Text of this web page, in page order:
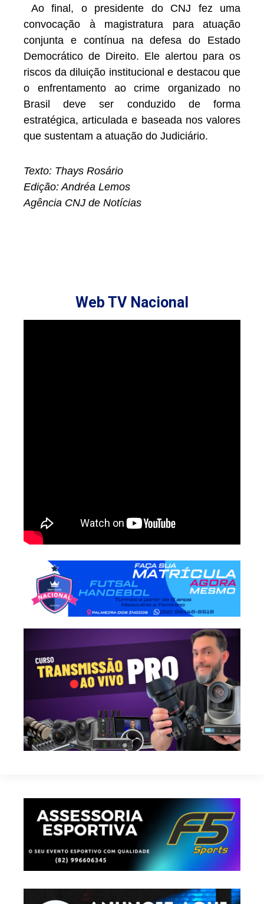
Ao final, o presidente do CNJ fez uma
convocação à magistratura para atuação
conjunta e contínua na defesa do Estado
Democrático de Direito. Ele alertou para os
riscos da diluição institucional e destacou que
o enfrentamento ao crime organizado no
Brasil deve ser conduzido de forma
estratégica, articulada e baseada nos valores
que sustentam a atuação do Judiciário.
Texto: Thays Rosário
Edição: Andréa Lemos
Agência CNJ de Notícias
Web TV Nacional